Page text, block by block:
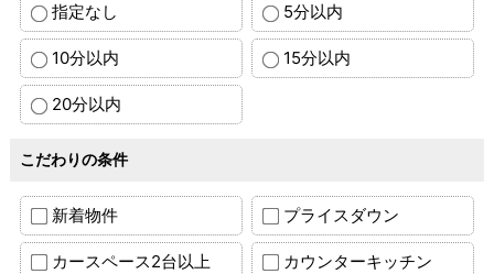
指定なし 5分以内
10分以内 15分以内
20分以内
こだわりの条件
新着物件 プライスダウン
カースペース2台以上 カウンターキッチン